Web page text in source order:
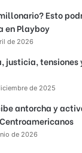
Esto
en Playboy
de 2026
justicia, tensiones
de 2025
antorcha y
de 2026